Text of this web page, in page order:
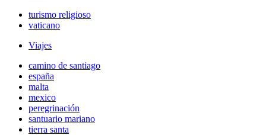
turismo religioso
vaticano
Viajes
camino de santiago
españa
malta
mexico
peregrinación
santuario mariano
tierra santa